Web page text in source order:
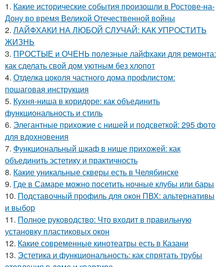
1. Какие исторические события произошли в Ростове-на-
Дону во время Великой Отечественной войны
2. ЛАЙФХАКИ НА ЛЮБОЙ СЛУЧАЙ: КАК УПРОСТИТЬ
ЖИЗНЬ
3. ПРОСТЫЕ и ОЧЕНЬ полезные лайфхаки для ремонта:
как сделать свой дом уютным без хлопот
4. Отделка цоколя частного дома профлистом:
пошаговая инструкция
5. Кухня-ниша в коридоре: как объединить
функциональность и стиль
6. Элегантные прихожие с нишей и подсветкой: 295 фото
для вдохновения
7. Функциональный шкаф в нише прихожей: как
объединить эстетику и практичность
8. Какие уникальные скверы есть в Челябинске
9. Где в Самаре можно посетить ночные клубы или бары
10. Подставочный профиль для окон ПВХ: альтернативы
и выбор
11. Полное руководство: Что входит в правильную
установку пластиковых окон
12. Какие современные кинотеатры есть в Казани
13. Эстетика и функциональность: как спрятать трубы